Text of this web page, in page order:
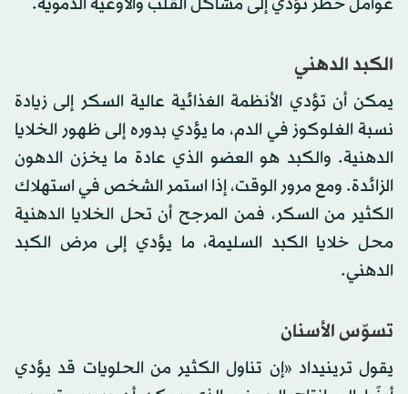
عوامل خطر تؤدي إلى مشاكل القلب والأوعية الدموية.
الكبد الدهني
يمكن أن تؤدي الأنظمة الغذائية عالية السكر إلى زيادة
نسبة الغلوكوز في الدم، ما يؤدي بدوره إلى ظهور الخلايا
الدهنية. والكبد هو العضو الذي عادة ما يخزن الدهون
الزائدة. ومع مرور الوقت، إذا استمر الشخص في استهلاك
الكثير من السكر، فمن المرجح أن تحل الخلايا الدهنية
محل خلايا الكبد السليمة، ما يؤدي إلى مرض الكبد
الدهني.
تسوّس الأسنان
يقول ترينيداد «إن تناول الكثير من الحلويات قد يؤدي